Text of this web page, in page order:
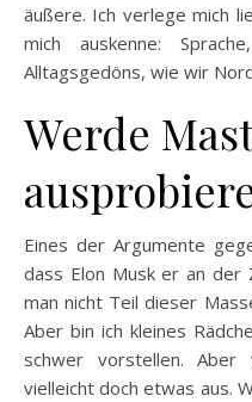
äußere. Ich verlege mich
mich auskenne:
Alltagsgedöns, wie wir
Werde
Eines der Argumente
dass Elon Musk er an der
man nicht Teil dieser
Aber bin ich kleines
schwer vorstellen. Aber
vielleicht doch etwas aus.